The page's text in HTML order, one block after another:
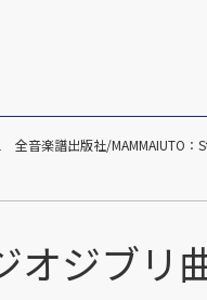
全音楽譜出版社/MAMMAIUTO
オジブ